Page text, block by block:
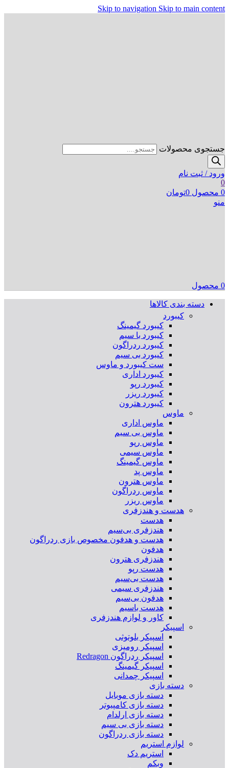
Skip to navigation Skip to main content
جستجوی محصولات
ورود / ثبت نام
0
0 محصول 0تومان
منو
0 محصول
دسته بندی کالاها
کیبورد
کیبورد گیمینگ
کیبورد با سیم
کیبورد ردراگون
کیبورد بی سیم
ست کیبورد و ماوس
کیبورد اداری
کیبورد رپو
کیبورد ریزر
کیبورد هترون
ماوس
ماوس اداری
ماوس بی سیم
ماوس رپو
ماوس سیمی
ماوس گیمینگ
ماوس پد
ماوس هترون
ماوس ردراگون
ماوس ریزر
هدست و هندزفری
هدست
هندزفری بی‌سیم
هدست و هدفون مخصوص بازی ردراگون
هدفون
هندزفری هترون
هدست رپو
هدست بی‌سیم
هندزفری سیمی
هدفون بی‌سیم
هدست باسیم
کاور و لوازم هندزفری
اسپیکر
اسپیکر بلوتوثی
اسپیکر رومیزی
اسپیکر ردراگون Redragon
اسپیکر گیمینگ
اسپیکر چمدانی
دسته بازی
دسته بازی موبایل
دسته بازی کامپیوتر
دسته بازی ارلدام
دسته بازی بی سیم
دسته بازی ردراگون
لوازم استریم
استریم دک
وبکم